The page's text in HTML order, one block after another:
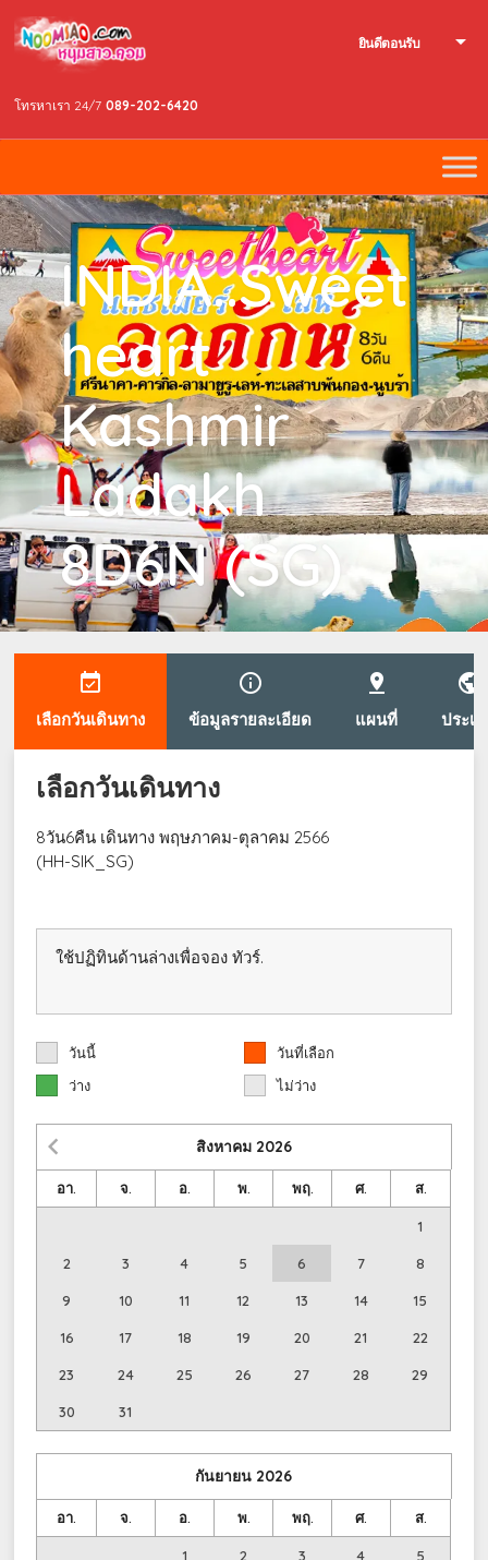
โทรหาเรา 24/7 089-202-6420
ยินดีตอนรับ
INDIA..Sweet
heart
Kashmir
Ladakh
8D6N (SG)
event_available
เลือกวันเดินทาง
info_outline
ข้อมูลรายละเอียด
pin_drop
แผนที่
public
ประเ
เลือกวันเดินทาง
8วัน6คืน เดินทาง พฤษภาคม-ตุลาคม 2566
(HH-SIK_SG)
ใช้ปฏิทินด้านล่างเพื่อจอง ทัวร์.
วันนี้
วันที่เลือก
ว่าง
ไม่ว่าง
สิงหาคม 2026
อา. จ. อ. พ. พฤ. ศ. ส.
1
2 3 4 5 6 7 8
9 10 11 12 13 14 15
16 17 18 19 20 21 22
23 24 25 26 27 28 29
30 31
กันยายน 2026
อา. จ. อ. พ. พฤ. ศ. ส.
1 2 3 4 5